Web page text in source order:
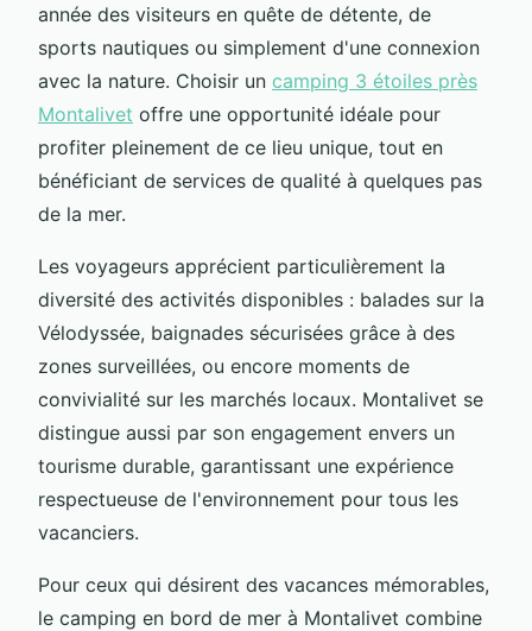
année des visiteurs en quête de détente, de
sports nautiques ou simplement d'une connexion
avec la nature. Choisir un camping 3 étoiles près
Montalivet offre une opportunité idéale pour
profiter pleinement de ce lieu unique, tout en
bénéficiant de services de qualité à quelques pas
de la mer.
Les voyageurs apprécient particulièrement la
diversité des activités disponibles : balades sur la
Vélodyssée, baignades sécurisées grâce à des
zones surveillées, ou encore moments de
convivialité sur les marchés locaux. Montalivet se
distingue aussi par son engagement envers un
tourisme durable, garantissant une expérience
respectueuse de l'environnement pour tous les
vacanciers.
Pour ceux qui désirent des vacances mémorables,
le camping en bord de mer à Montalivet combine